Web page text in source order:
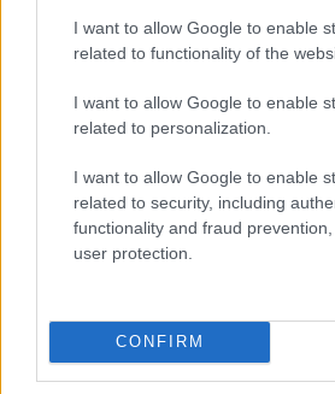
I want to allow Google to enable
related to functionality of the
I want to allow Google to enable
related to personalization.
I want to allow Google to enable
related to security, including
functionality and fraud
user protection.
CONFIRM
McLaren szárnya megfelel a
jövőben lesz-e változtatás,
a terheléses vizsgálatokon
kiderül, ám amennyiben a
visszajelzést kapja a
ilyesmi, nekik is el kell
A McLaren, a Red Bull és a
összehasonlításán jól